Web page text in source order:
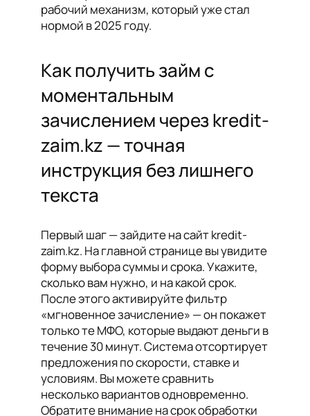
рабочий механизм, который уже стал
нормой в 2025 году.
Как получить займ с
моментальным
зачислением через kredit-
zaim.kz — точная
инструкция без лишнего
текста
Первый шаг — зайдите на сайт kredit-
zaim.kz. На главной странице вы увидите
форму выбора суммы и срока. Укажите,
сколько вам нужно, и на какой срок.
После этого активируйте фильтр
«мгновенное зачисление» — он покажет
только те МФО, которые выдают деньги в
течение 30 минут. Система отсортирует
предложения по скорости, ставке и
условиям. Вы можете сравнить
несколько вариантов одновременно.
Обратите внимание на срок обработки